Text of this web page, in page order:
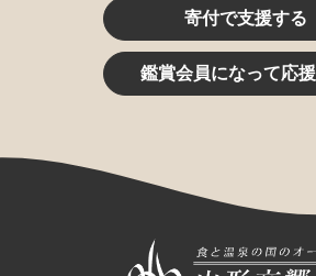
寄付で支援する
鑑賞会員になって応